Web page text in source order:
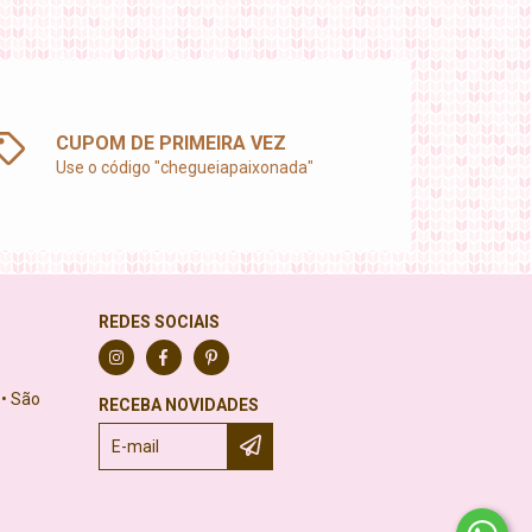
CUPOM DE PRIMEIRA VEZ
Use o código "chegueiapaixonada"
São
REDES SOCIAIS
RECEBA NOVIDADES